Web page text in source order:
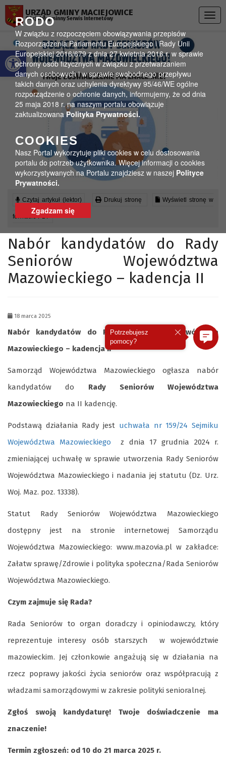
Otwórz pasek narzędzi
RODO
W związku z rozpoczęciem obowiązywania przepisów
Rozporządzenia Parlamentu Europejskiego i Rady Unii
Europejskiej 2016/679 z dnia 27 kwietnia 2016 r. w sprawie
ochrony osób fizycznych w związku z przetwarzaniem
danych osobowych i w sprawie swobodnego przepływu
takich danych oraz uchylenia dyrektywy 95/46/WE ogólne
rozporządzenie o ochronie danych, informujemy, że od dnia
25 maja 2018 r. na naszym portalu obowiązuje
zaktualizowanaPolityka Prywatności.
COOKIES
Nasz Portal wykorzytuje pliki cookies w celu dostosowania
portalu do potrzeb użytkownika. Więcej informacji o cookies
wykorzystywanych na Portalu znajdziesz w naszej Polityce
Prywatności.
Zgadzam się
URZĄD GMINY MACIEJOWICE
Oficjalny gminny Serwis Internetowy
Czytaj artykuł (lektor) Drukuj stronę Wyświetl stronę w
formacie PDF
Nabór kandydatów do Rady
Seniorów Województwa
Mazowieckiego – kadencja II
18 marca 2025
Nabór kandydatów do Rady Seniorów Województwa
Mazowieckiego – kadencja II
Samorząd Województwa Mazowieckiego ogłasza nabór
kandydatów do Rady Seniorów Województwa
Mazowieckiego na II kadencję.
Podstawą działania Rady jest uchwała nr 159/24 Sejmiku
Województwa Mazowieckiego z dnia 17 grudnia 2024 r.
zmieniającej uchwałę w sprawie utworzenia Rady Seniorów
Województwa Mazowieckiego i nadania jej statutu (Dz. Urz.
Woj. Maz. poz. 13338).
Statut Rady Seniorów Województwa Mazowieckiego
dostępny jest na stronie internetowej Samorządu
Województwa Mazowieckiego: www.mazovia.pl w zakładce:
Załatw sprawę/Zdrowie i polityka społeczna/Rada Seniorów
Województwa Mazowieckiego.
Czym zajmuje się Rada?
Rada Seniorów to organ doradczy i opiniodawczy, który
reprezentuje interesy osób starszych w województwie
mazowieckim. Jej członkowie angażują się w działania na
rzecz poprawy jakości życia seniorów oraz współpracują z
władzami samorządowymi w zakresie polityki senioralnej.
Zgłoś swoją kandydaturę! Twoje doświadczenie ma
znaczenie!
Termin zgłoszeń: od 10 do 21 marca 2025 r.
Potrzebujesz
pomocy?